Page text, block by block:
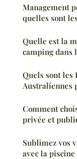
Management
quelles sont
Quelle est la
camping dans
Quels sont les
Australiennes
Comment
privée et
Sublimez vos
avec la